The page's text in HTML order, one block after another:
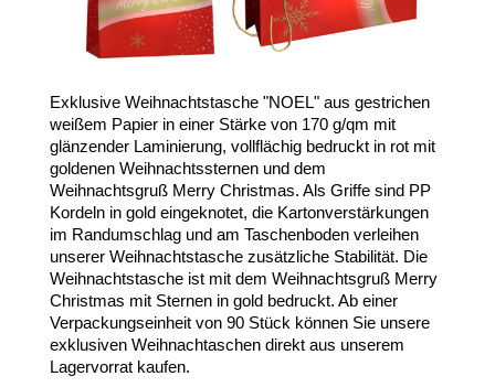
Exklusive Weihnachtstasche "NOEL" aus gestrichen
weißem Papier in einer Stärke von 170 g/qm mit
glänzender Laminierung, vollflächig bedruckt in rot mit
goldenen Weihnachtssternen und dem
Weihnachtsgruß Merry Christmas. Als Griffe sind PP
Kordeln in gold eingeknotet, die Kartonverstärkungen
im Randumschlag und am Taschenboden verleihen
unserer Weihnachtstasche zusätzliche Stabilität. Die
Weihnachtstasche ist mit dem Weihnachtsgruß Merry
Christmas mit Sternen in gold bedruckt. Ab einer
Verpackungseinheit von 90 Stück können Sie unsere
exklusiven Weihnachtaschen direkt aus unserem
Lagervorrat kaufen.